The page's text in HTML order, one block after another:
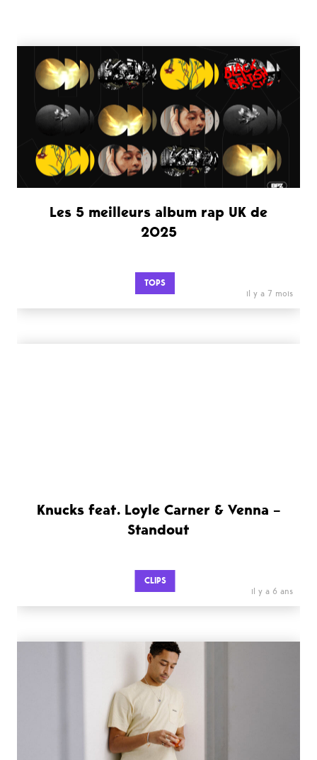
Les 5 meilleurs album rap UK de
2025
TOPS
il y a 7 mois
Knucks feat. Loyle Carner & Venna –
Standout
CLIPS
il y a 6 ans